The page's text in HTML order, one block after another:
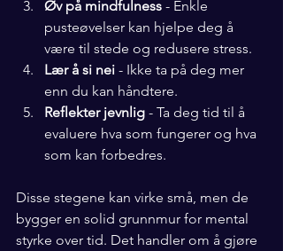
Øv på mindfulness - Enkle
pusteøvelser kan hjelpe deg å
være til stede og redusere stress.
Lær å si nei - Ikke ta på deg mer
enn du kan håndtere.
Reflekter jevnlig - Ta deg tid til å
evaluere hva som fungerer og hva
som kan forbedres.
Disse stegene kan virke små, men de
bygger en solid grunnmur for mental
styrke over tid. Det handler om å gjøre